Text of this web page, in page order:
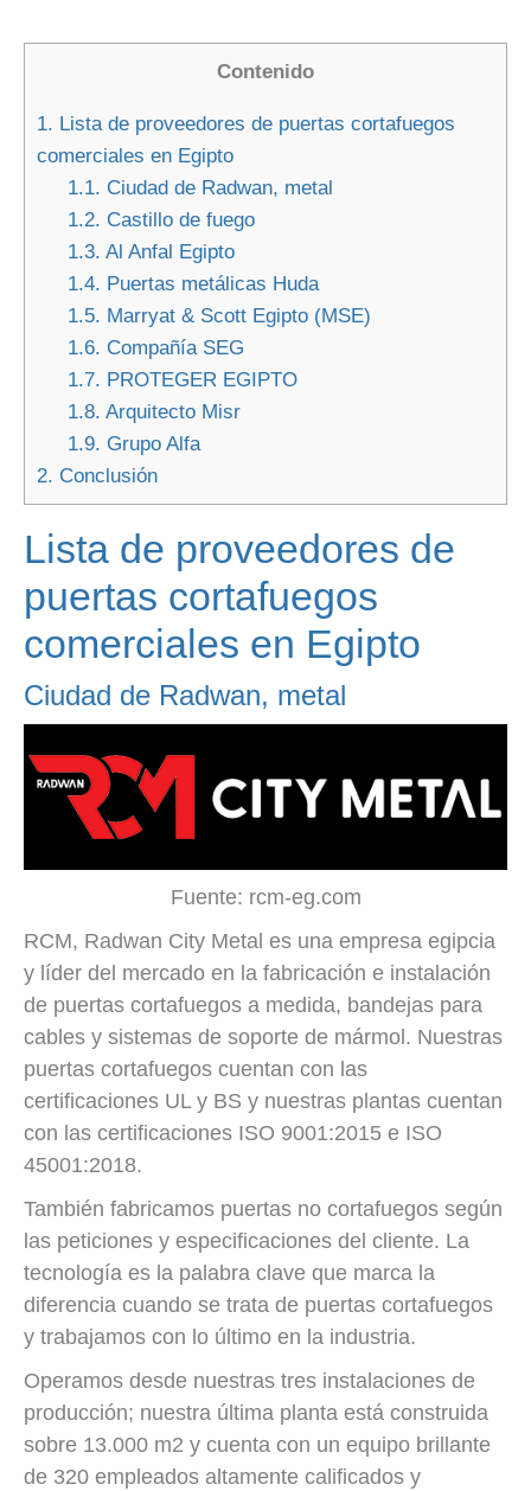
Contenido
1. Lista de proveedores de puertas cortafuegos
comerciales en Egipto
1.1. Ciudad de Radwan, metal
1.2. Castillo de fuego
1.3. Al Anfal Egipto
1.4. Puertas metálicas Huda
1.5. Marryat & Scott Egipto (MSE)
1.6. Compañía SEG
1.7. PROTEGER EGIPTO
1.8. Arquitecto Misr
1.9. Grupo Alfa
2. Conclusión
Lista de proveedores de
puertas cortafuegos
comerciales en Egipto
Ciudad de Radwan, metal
Fuente: rcm-eg.com
RCM, Radwan City Metal es una empresa egipcia
y líder del mercado en la fabricación e instalación
de puertas cortafuegos a medida, bandejas para
cables y sistemas de soporte de mármol. Nuestras
puertas cortafuegos cuentan con las
certificaciones UL y BS y nuestras plantas cuentan
con las certificaciones ISO 9001:2015 e ISO
45001:2018.
También fabricamos puertas no cortafuegos según
las peticiones y especificaciones del cliente. La
tecnología es la palabra clave que marca la
diferencia cuando se trata de puertas cortafuegos
y trabajamos con lo último en la industria.
Operamos desde nuestras tres instalaciones de
producción; nuestra última planta está construida
sobre 13.000 m2 y cuenta con un equipo brillante
de 320 empleados altamente calificados y